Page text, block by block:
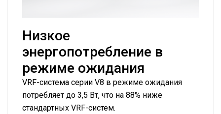
Низкое
энергопотребление в
режиме ожидания
VRF-система серии V8 в режиме ожидания
потребляет до 3,5 Вт, что на 88% ниже
стандартных VRF-систем.